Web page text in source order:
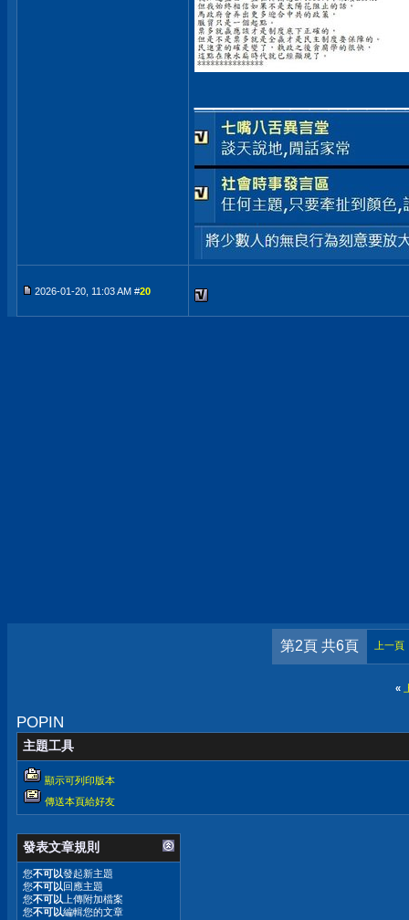
2026-01-20, 11:03 AM #20
第2頁 共6頁 上一頁
«
POPIN
主題工具
顯示可列印版本
傳送本頁給好友
發表文章規則
您不可以發起新主題
您不可以回應主題
您不可以 上傳附加檔案
您不可以編輯您的文章